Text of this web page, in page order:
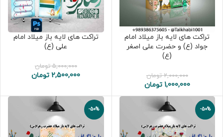
تراکت های لایه باز میلاد امام
جواد (ع) و حضرت علی اصغر
(ع)
2,000,000 تومان
1,000,000 تومان
تراکت های لایه باز میلاد امام
علی (ع)
5,000,000 تومان
2,500,000 تومان
-50%
-50%